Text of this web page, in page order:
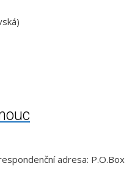
adresa: P.O.Box